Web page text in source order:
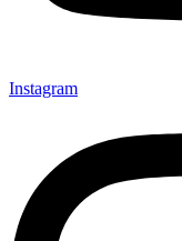
Instagram